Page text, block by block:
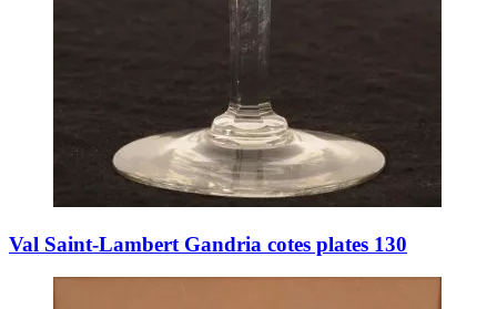
Val Saint-Lambert Gandria cotes plates 130